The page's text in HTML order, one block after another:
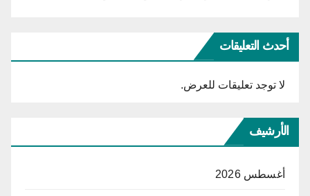
أحدث التعليقات
لا توجد تعليقات للعرض.
الأرشيف
أغسطس 2026